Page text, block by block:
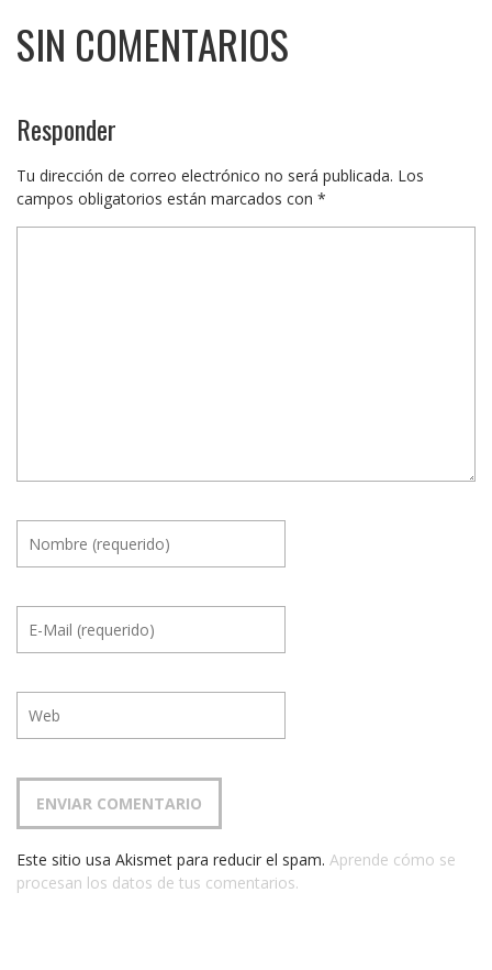
SIN COMENTARIOS
Responder
Tu dirección de correo electrónico no será publicada. Los
campos obligatorios están marcados con *
Este sitio usa Akismet para reducir el spam. Aprende cómo se
procesan los datos de tus comentarios.